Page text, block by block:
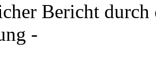
Bericht
-